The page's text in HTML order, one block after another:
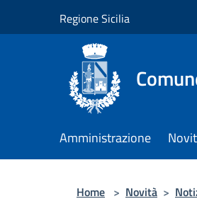
Regione Sicilia
Amministrazione
Home > Novità >